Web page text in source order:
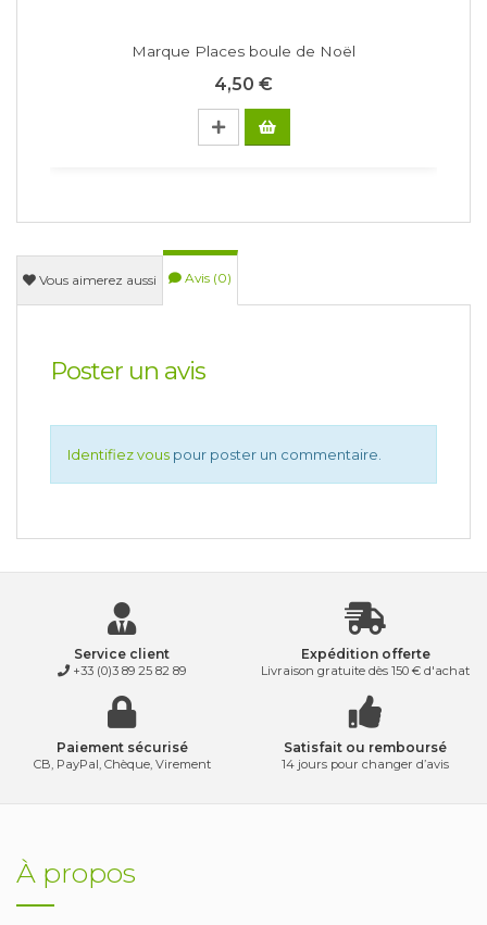
Marque Places boule de Noël
4,50 €
Vous aimerez aussi Avis (0)
Poster un avis
Identifiez vous pour poster un commentaire.
Service client
+33 (0)3 89 25 82 89
Expédition offerte
Livraison gratuite dès 150 € d'achat
Paiement sécurisé
CB, PayPal, Chèque, Virement
Satisfait ou remboursé
14 jours pour changer d’avis
À propos